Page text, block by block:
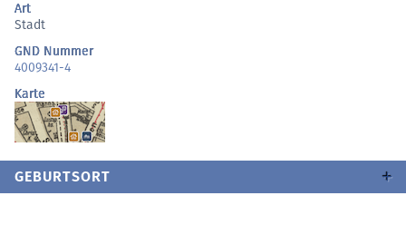
Art
Stadt
GND Nummer
4009341-4
Karte
GEBURTSORT